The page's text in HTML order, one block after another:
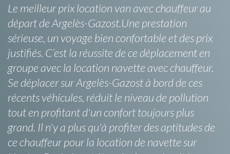
Le meilleur prix location van avec chauffeur au
départ de Argelès-Gazost.Une prestation
sérieuse, un voyage bien confortable et des prix
justifiés. C’est la réussite de ce déplacement en
groupe avec la location navette avec chauffeur.
Se déplacer sur Argelès-Gazost à bord de ces
récents véhicules, réduit le niveau de pollution
tout en profitant d'un confort toujours plus
grand. Il n'y a plus qu'à profiter des aptitudes de
ce chauffeur pour la location de navette sur